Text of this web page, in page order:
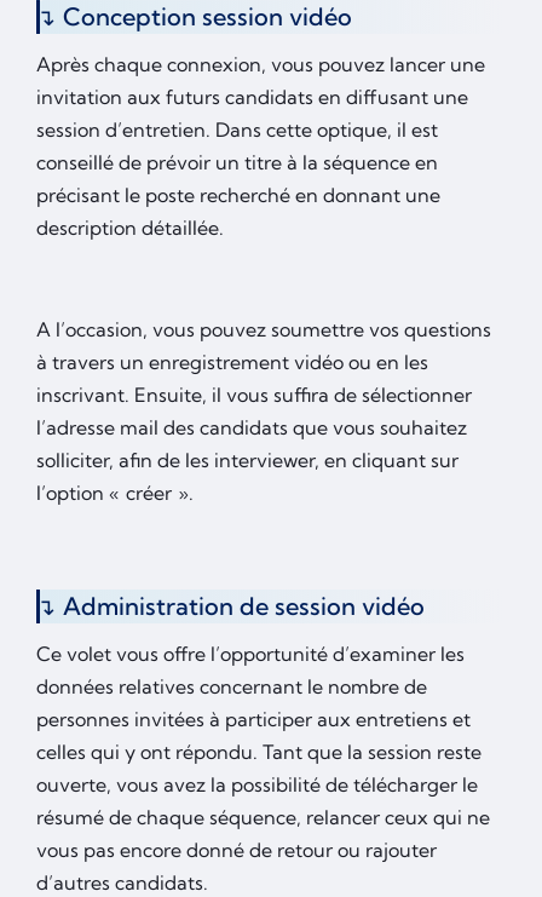
Conception session vidéo
Après chaque connexion, vous pouvez lancer une
invitation aux futurs candidats en diffusant une
session d’entretien. Dans cette optique, il est
conseillé de prévoir un titre à la séquence en
précisant le poste recherché en donnant une
description détaillée.
A l’occasion, vous pouvez soumettre vos questions
à travers un enregistrement vidéo ou en les
inscrivant. Ensuite, il vous suffira de sélectionner
l’adresse mail des candidats que vous souhaitez
solliciter, afin de les interviewer, en cliquant sur
l’option « créer ».
Administration de session vidéo
Ce volet vous offre l’opportunité d’examiner les
données relatives concernant le nombre de
personnes invitées à participer aux entretiens et
celles qui y ont répondu. Tant que la session reste
ouverte, vous avez la possibilité de télécharger le
résumé de chaque séquence, relancer ceux qui ne
vous pas encore donné de retour ou rajouter
d’autres candidats.